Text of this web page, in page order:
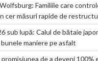
Familiile care
cer măsuri rapide de
sub lupă: Calul de bătaie
bunele maniere pe asfalt
de a deveni 100%